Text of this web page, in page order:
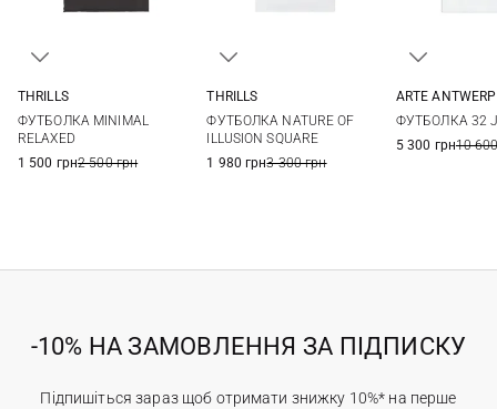
14
THRILLS
ФУТБОЛКА MINIMAL
RELAXED
1 500 грн2 500 грн
THRILLS
ФУТБОЛКА NATURE OF
ILLUSION SQUARE
1 980 грн3 300 грн
ARTE ANTWERP
ФУТБОЛКА 32
5 300 грн10
-10% НА ЗАМОВЛЕННЯ ЗА ПІДПИСКУ
Підпишіться зараз щоб отримати знижку 10%* на перше